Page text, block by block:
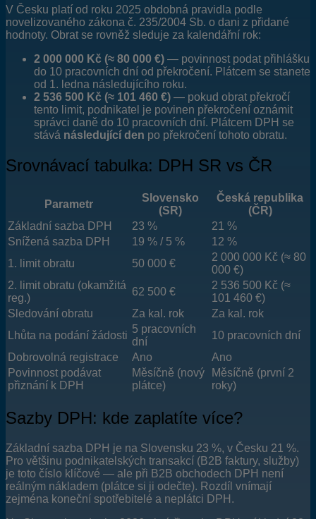
V Česku platí od roku 2025 obdobná pravidla podle
novelizovaného zákona č. 235/2004 Sb. o dani z přidané
hodnoty. Obrat se rovněž sleduje za kalendářní rok:
2 000 000 Kč (≈ 80 000 €) — povinnost podat přihlášku
do 10 pracovních dní od překročení. Plátcem se stanete
od 1. ledna následujícího roku.
2 536 500 Kč (≈ 101 460 €) — pokud obrat překročí
tento limit, podnikatel je povinen překročení oznámit
správci daně do 10 pracovních dní. Plátcem DPH se
stává následující den po překročení tohoto obratu.
Srovnávací tabulka: DPH SR vs ČR
Parametr
Slovensko
(SR)
Česká republika
(ČR)
Základní sazba DPH
23 %
21 %
Snížená sazba DPH
19 % / 5 %
12 %
1. limit obratu
50 000 €
2 000 000 Kč (≈ 80
000 €)
2. limit obratu (okamžitá
reg.)
62 500 €
2 536 500 Kč (≈
101 460 €)
Sledování obratu
Za kal. rok
Za kal. rok
Lhůta na podání žádosti
5 pracovních
dní
10 pracovních dní
Dobrovolná registrace
Ano
Ano
Povinnost podávat
přiznání k DPH
Měsíčně (nový
plátce)
Měsíčně (první 2
roky)
Sazby DPH: kde zaplatíte více?
Základní sazba DPH je na Slovensku 23 %, v Česku 21 %.
Pro většinu podnikatelských transakcí (B2B faktury, služby)
je toto číslo klíčové — ale při B2B obchodech DPH není
reálným nákladem (plátce si ji odečte). Rozdíl vnímají
zejména koneční spotřebitelé a neplátci DPH.